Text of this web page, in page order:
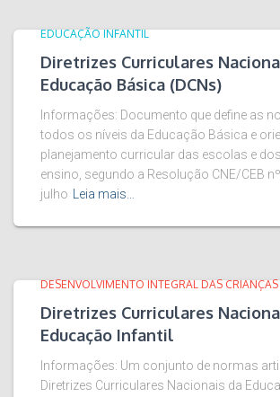
EDUCAÇÃO INFANTIL
Diretrizes Curriculares
Educação Básica (DCNs)
Informações: Documento que define as
todos os níveis da Educação Básica e
planejamento curricular das escolas e
ensino, segundo a Resolução CNE/CEB
julho
Leia mais…
DESENVOLVIMENTO INTEGRAL DAS CRIANÇAS
Diretrizes Curriculares
Educação Infantil
Informações: Um conjunto de normas
Diretrizes Curriculares Nacionais da